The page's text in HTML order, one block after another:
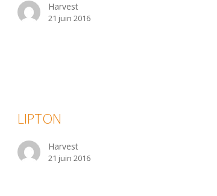
Harvest
21 juin 2016
LIPTON
Harvest
21 juin 2016